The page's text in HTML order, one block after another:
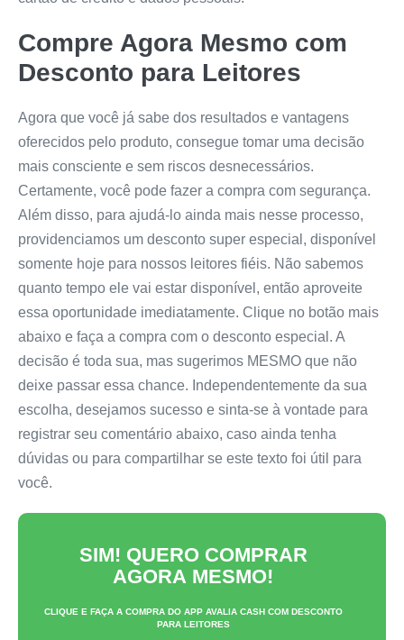
Compre Agora Mesmo com
Desconto para Leitores
Agora que você já sabe dos resultados e vantagens
oferecidos pelo produto, consegue tomar uma decisão
mais consciente e sem riscos desnecessários.
Certamente, você pode fazer a compra com segurança.
Além disso, para ajudá-lo ainda mais nesse processo,
providenciamos um desconto super especial, disponível
somente hoje para nossos leitores fiéis. Não sabemos
quanto tempo ele vai estar disponível, então aproveite
essa oportunidade imediatamente. Clique no botão mais
abaixo e faça a compra com o desconto especial. A
decisão é toda sua, mas sugerimos MESMO que não
deixe passar essa chance. Independentemente da sua
escolha, desejamos sucesso e sinta-se à vontade para
registrar seu comentário abaixo, caso ainda tenha
dúvidas ou para compartilhar se este texto foi útil para
você.
SIM! QUERO COMPRAR
AGORA MESMO!
CLIQUE E FAÇA A COMPRA DO APP AVALIA CASHCOM DESCONTO
PARA LEITORES